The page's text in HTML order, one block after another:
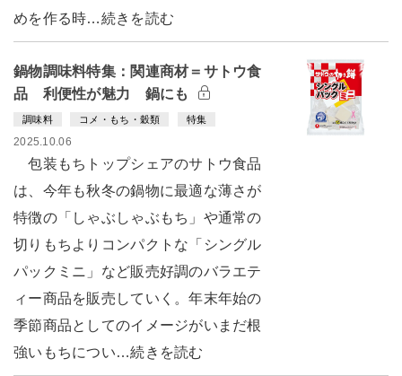
めを作る時…続きを読む
鍋物調味料特集：関連商材＝サトウ食
品 利便性が魅力 鍋にも
調味料 コメ・もち・穀類 特集
2025.10.06
包装もちトップシェアのサトウ食品
は、今年も秋冬の鍋物に最適な薄さが
特徴の「しゃぶしゃぶもち」や通常の
切りもちよりコンパクトな「シングル
パックミニ」など販売好調のバラエテ
ィー商品を販売していく。年末年始の
季節商品としてのイメージがいまだ根
強いもちについ…続きを読む